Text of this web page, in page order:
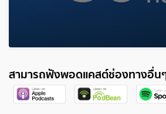
สามารถฟังพอดแคสต์ช่องทางอื่น